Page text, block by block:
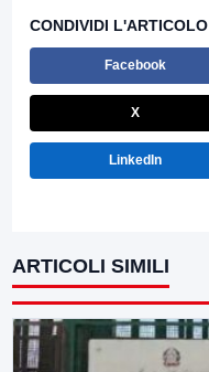
CONDIVIDI L'ARTICOLO
Facebook
X
LinkedIn
ARTICOLI SIMILI